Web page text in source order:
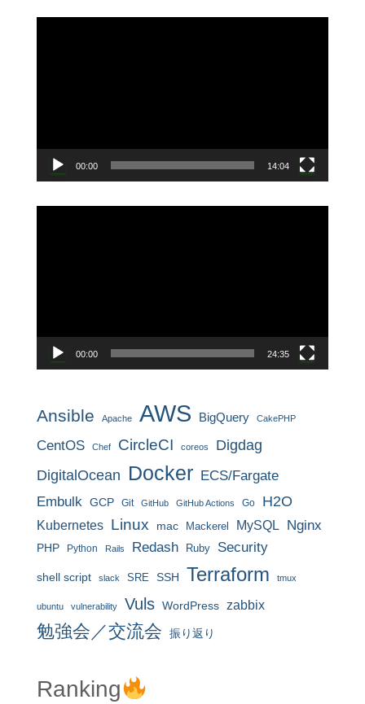
00:00 14:04
00:00 24:35
Ansible Apache AWS BigQuery CakePHP
CentOS Chef CircleCI coreos
Digdag
DigitalOcean Docker ECS/Fargate
Embulk GCP Git GitHub GitHub Actions Go H2O
Kubernetes Linux mac Mackerel MySQL Nginx
PHP Python Rails Redash Ruby Security
shell script slack SRE SSH Terraform tmux
ubuntu vulnerability Vuls WordPress zabbix
勉強会／交流会 振り返り
Ranking